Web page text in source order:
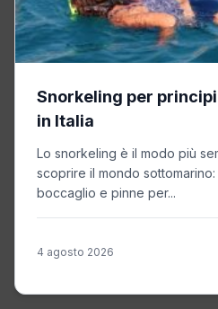
Snorkeling per
in Italia
Lo snorkeling è il modo più
scoprire il mondo sottomarino:
boccaglio e pinne per...
4 agosto 2026